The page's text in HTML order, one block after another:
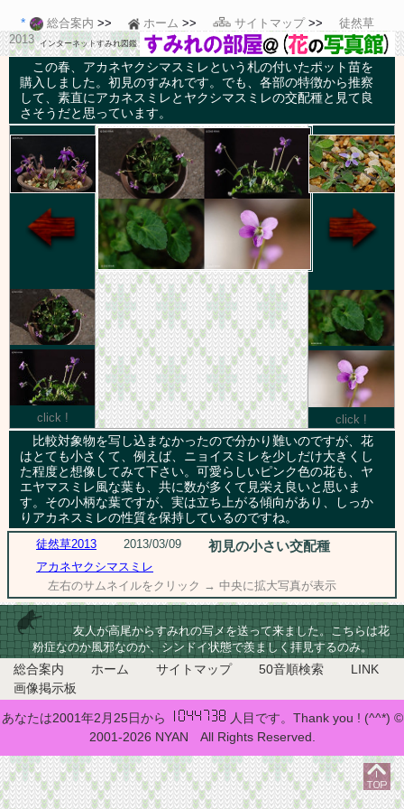
総合案内 ホーム サイトマップ
徒然草
2013 インターネットすみれ図鑑
この春、アカネヤクシマスミレという札の付いたポット苗を
購入しました。初見のすみれです。でも、各部の特徴から推察
して、素直にアカネスミレとヤクシマスミレの交配種と見て良
さそうだと思っています。
click ! click !
比較対象物を写し込まなかったので分かり難いのですが、花
はとても小さくて、例えば、ニョイスミレを少しだけ大きくし
た程度と想像してみて下さい。可愛らしいピンク色の花も、ヤ
エヤマスミレ風な葉も、共に数が多くて見栄え良いと思いま
す。その小柄な葉ですが、実は立ち上がる傾向があり、しっか
りアカネスミレの性質を保持しているのですね。
徒然草2013 2013/03/09 初見の小さい交配種
アカネヤクシマスミレ
左右のサムネイルをクリック → 中央に拡大写真が表示
友人が高尾からすみれの写メを送って来ました。こちらは花
粉症なのか風邪なのか、シンドイ状態で羨ましく拝見するのみ。
総合案内 ホーム サイトマップ 50音順検索
LINK
画像掲示板
あなたは2001年2月25日から
人目です。Thank you ! (^^*) ©
2001-2026 NYAN All Rights Reserved.